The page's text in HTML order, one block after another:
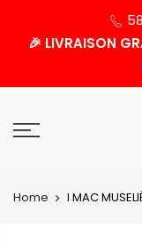
🎉 LIVRAISON
Home I MAC